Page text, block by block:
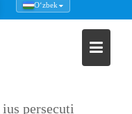
Oʻzbek
persecuti